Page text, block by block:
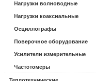
Нагрузки волноводные
Нагрузки коаксиальные
Осциллографы
Поверочное оборудование
Усилители измерительные
Частотомеры